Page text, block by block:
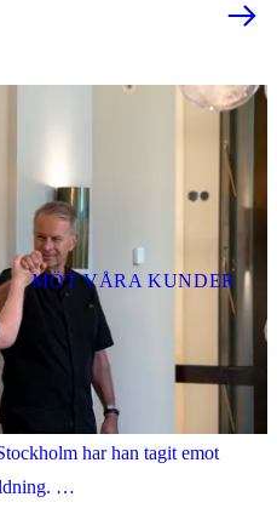
MÖT VÅRA KUNDER
resurser i samhället
främsta krögare. På sin
har han tagit emot